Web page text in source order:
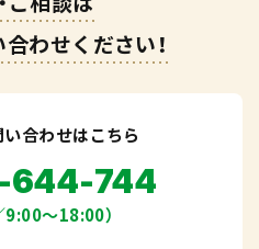
わせください！
合わせはこちら
644-744
9:00〜18:00）